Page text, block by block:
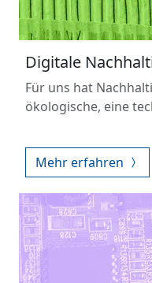
Digitale
Für uns hat
ökologische, eine
Mehr erfahren